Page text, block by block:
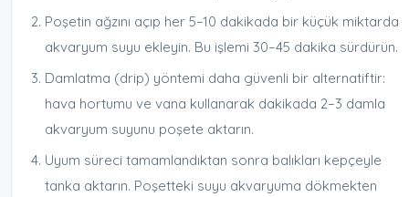
Poşetin ağzını açıp her 5–10 dakikada bir küçük miktarda
akvaryum suyu ekleyin. Bu işlemi 30–45 dakika sürdürün.
Damlatma (drip) yöntemi daha güvenli bir alternatiftir:
hava hortumu ve vana kullanarak dakikada 2–3 damla
akvaryum suyunu poşete aktarın.
Uyum süreci tamamlandıktan sonra balıkları kepçeyle
tanka aktarın. Poşetteki suyu akvaryuma dökmekten